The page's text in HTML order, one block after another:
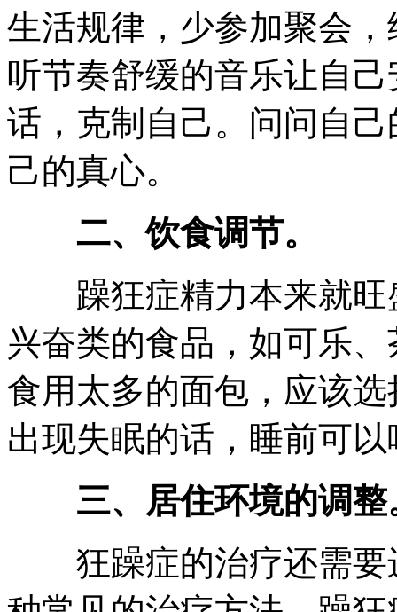
生活规律，少参加聚会
听节奏舒缓的音乐让自
话，克制自己。问问自
己的真心。
二、饮食调节。
躁狂症精力本来就旺
兴奋类的食品，如可乐
食用太多的面包，应该
出现失眠的话，睡前可
三、居住环境的调整
狂躁症的治疗还需要